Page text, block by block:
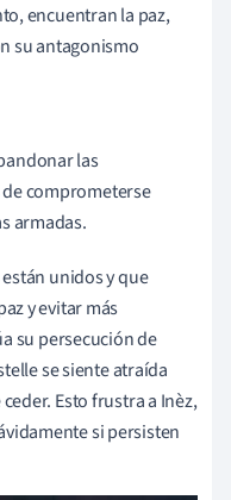
encuentran la paz,
su antagonismo
las
comprometerse
armadas.
unidos y que
y evitar más
su persecución de
se siente atraída
Esto frustra a Inèz,
si persisten